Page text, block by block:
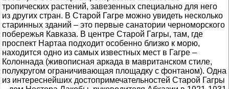
тропических растений, завезенных специально для него
из других стран. В Старой Гагре можно увидеть несколько
старинных зданий – это первые санатории черноморского
побережья Кавказа. В центре Старой Гагры, там, где
проспект Нартаа подходит особенно близко к морю,
находится одно из самых известных мест в Гагре –
Колоннада (живописная аркада в мавританском стиле,
полукругом ограничивающая площадку с фонтаном). Одна
из интереснейших достопримечательностей Старой Гагры